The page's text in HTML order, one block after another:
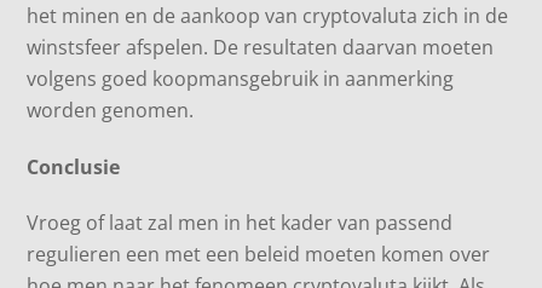
het minen en de aankoop van cryptovaluta zich in de
winstsfeer afspelen. De resultaten daarvan moeten
volgens goed koopmansgebruik in aanmerking
worden genomen.
Conclusie
Vroeg of laat zal men in het kader van passend
regulieren een met een beleid moeten komen over